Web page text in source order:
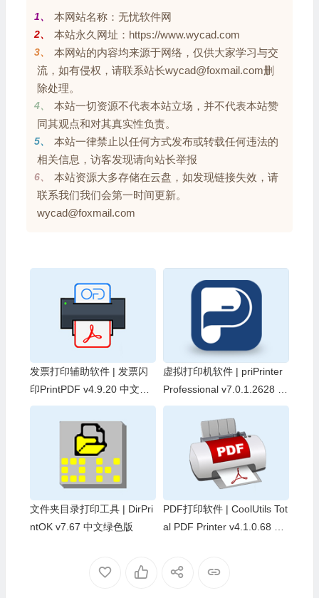
1、 本网站名称：无忧软件网
2、 本站永久网址：https://www.wycad.com
3、
本网站的内容均来源于网络，仅供大家学习与交
流，如有侵权，请联系站长wycad@foxmail.com删
除处理。
4、
本站一切资源不代表本站立场，并不代表本站赞
同其观点和对其真实性负责。
5、
本站一律禁止以任何方式发布或转载任何违法的
相关信息，访客发现请向站长举报
6、
本站资源大多存储在云盘，如发现链接失效，请
联系我们我们会第一时间更新。
wycad@foxmail.com
发票打印辅助软件 | 发票闪
印PrintPDF v4.9.20 中文绿
色版
虚拟打印机软件 | priPrinter
Professional v7.0.1.2628 中
文直装破解版
文件夹目录打印工具 | DirPri
ntOK v7.67 中文绿色版
PDF打印软件 | CoolUtils Tot
al PDF Printer v4.1.0.68 中